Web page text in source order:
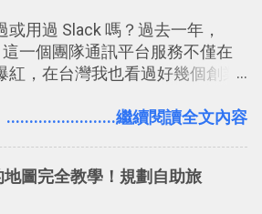
或用過 Slack 嗎？過去一年，
這一個團隊通訊平台服務不僅在
紅，在台灣我也看過好幾個創業
底 Slack 有什麼魅力？它是不是
在一個專案合作中使用了 Slack
........................繼續閱讀全文內容
圖完全教學！規劃自助旅